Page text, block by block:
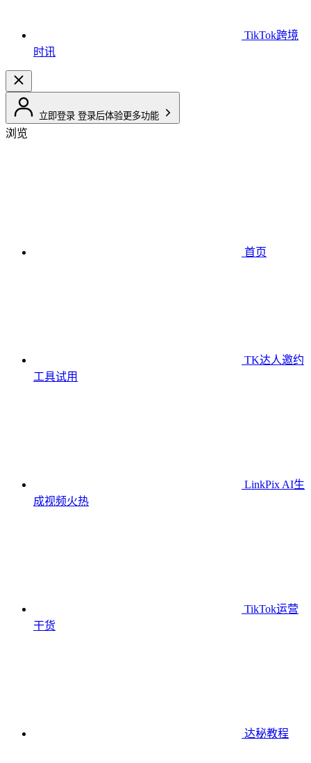
TikTok跨境
时讯
立即登录 登录后体验更多功能
浏览
首页
TK达人邀约
工具试用
LinkPix AI生
成视频火热
TikTok运营
干货
达秘教程